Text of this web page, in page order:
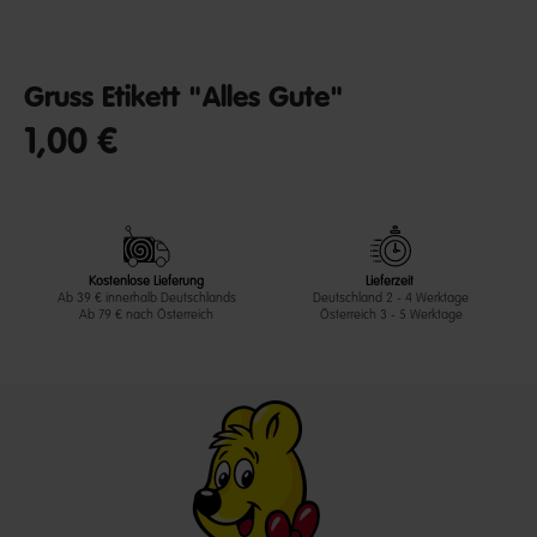
Gruss Etikett "Alles Gute"
undefined out of 5 Customer Rating
1,00 €
Kostenlose Lieferung
Ab 39 € innerhalb Deutschlands
Ab 79 € nach Österreich
Lieferzeit
Deutschland 2 - 4 Werktage
Österreich 3 - 5 Werktage